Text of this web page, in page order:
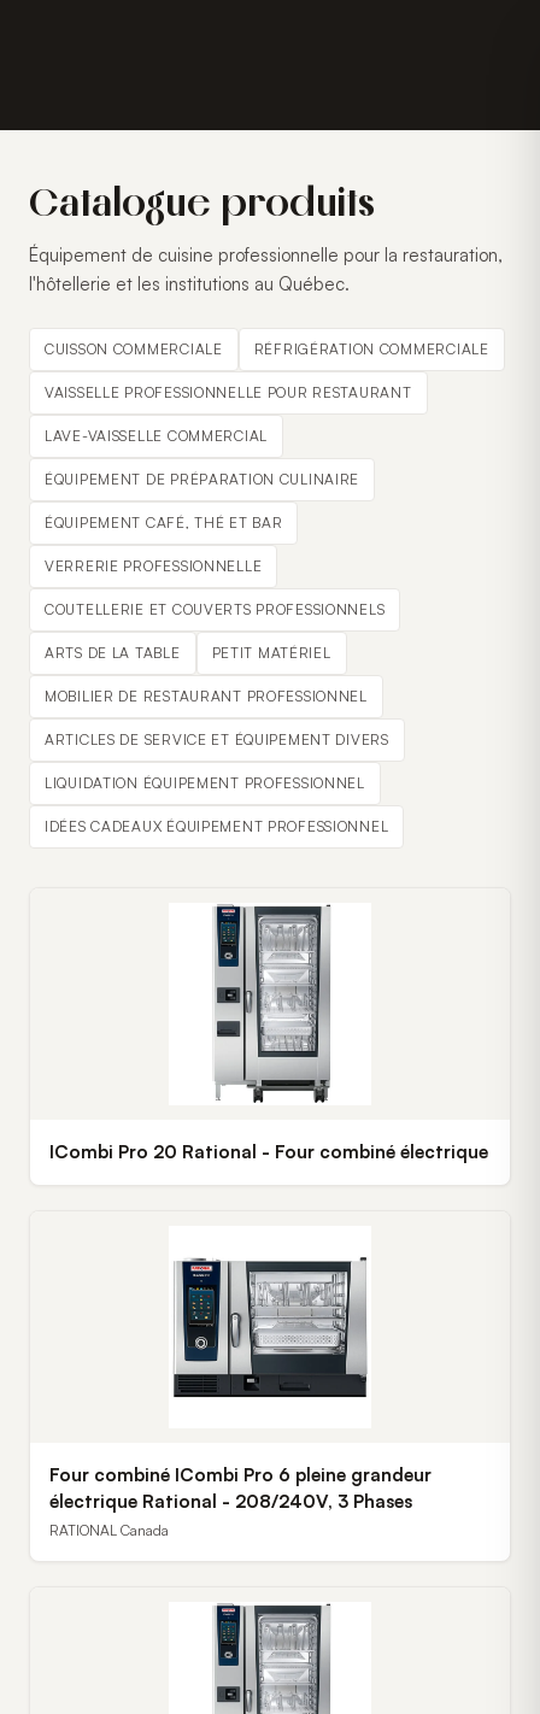
Catalogue produits
Équipement de cuisine professionnelle pour la restauration,
l'hôtellerie et les institutions au Québec.
CUISSON COMMERCIALE RÉFRIGÉRATION COMMERCIALE
VAISSELLE PROFESSIONNELLE POUR RESTAURANT
LAVE-VAISSELLE COMMERCIAL
ÉQUIPEMENT DE PRÉPARATION CULINAIRE
ÉQUIPEMENT CAFÉ, THÉ ET BAR
VERRERIE PROFESSIONNELLE
COUTELLERIE ET COUVERTS PROFESSIONNELS
ARTS DE LA TABLE PETIT MATÉRIEL
MOBILIER DE RESTAURANT PROFESSIONNEL
ARTICLES DE SERVICE ET ÉQUIPEMENT DIVERS
LIQUIDATION ÉQUIPEMENT PROFESSIONNEL
IDÉES CADEAUX ÉQUIPEMENT PROFESSIONNEL
ICombi Pro 20 Rational - Four combiné électrique
Four combiné ICombi Pro 6 pleine grandeur
électrique Rational - 208/240V, 3 Phases
RATIONAL Canada